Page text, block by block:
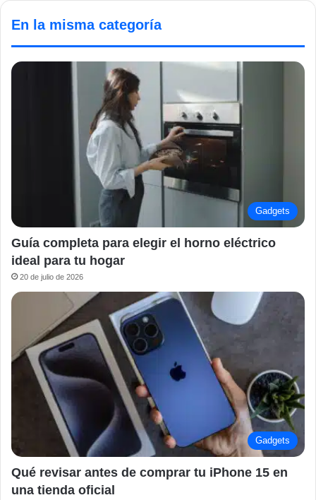
En la misma categoría
Gadgets
Guía completa para elegir el horno eléctrico
ideal para tu hogar
20 de julio de 2026
Gadgets
Qué revisar antes de comprar tu iPhone 15 en
una tienda oficial